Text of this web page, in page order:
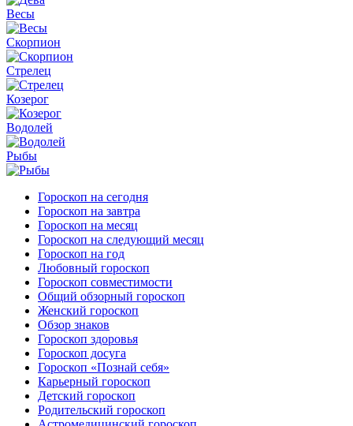
Весы
Скорпион
Стрелец
Козерог
Водолей
Рыбы
Гороскоп на сегодня
Гороскоп на завтра
Гороскоп на месяц
Гороскоп на следующий месяц
Гороскоп на год
Любовный гороскоп
Гороскоп совместимости
Общий обзорный гороскоп
Женский гороскоп
Обзор знаков
Гороскоп здоровья
Гороскоп досуга
Гороскоп «Познай себя»
Карьерный гороскоп
Детский гороскоп
Родительский гороскоп